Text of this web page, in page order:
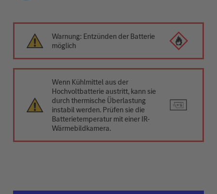
Warnung: Entzünden der Batterie
möglich
Wenn Kühlmittel aus der
Hochvoltbatterie austritt, kann sie
durch thermische Überlastung
instabil werden. Prüfen sie die
Batterietemperatur mit einer IR-
Wärmebildkamera.